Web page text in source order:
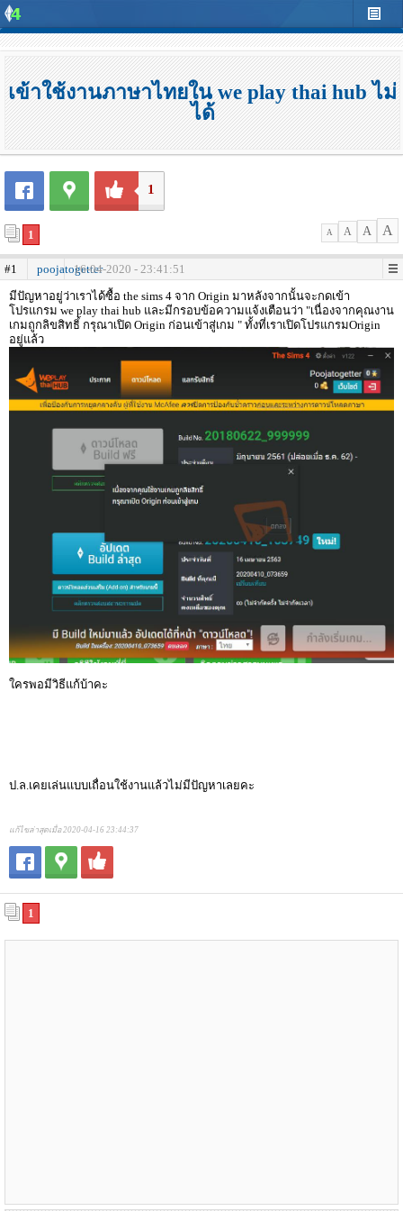
เข้าใช้งานภาษาไทยใน we play thai hub ไม่
ได้
1
1 A A A A
#1 poojatogetter16-04-2020 - 23:41:51
มีปัญหาอยู่ว่าเราได้ซื้อ the sims 4 จาก Origin มาหลังจากนั้นจะกดเข้า
โปรแกรม we play thai hub และมีกรอบข้อความแจ้งเตือนว่า "เนื่องจากคุณงาน
เกมถูกลิขสิทธิ์ กรุณาเปิด Origin ก่อนเข้าสู่เกม " ทั้งที่เราเปิดโปรแกรมOrigin
อยู่แล้ว
ใครพอมีวิธีแก้บ้าคะ
ป.ล.เคยเล่นแบบเถื่อนใช้งานแล้วไม่มีปัญหาเลยคะ
แก้ไขล่าสุดเมื่อ 2020-04-16 23:44:37
1